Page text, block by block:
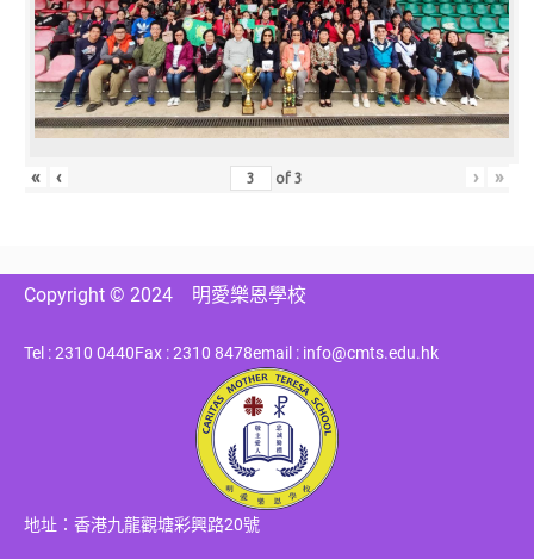
« ‹ of3 › »
Copyright © 2024 明愛樂恩學校
Tel : 2310 0440Fax : 2310 8478email : info@cmts.edu.hk
地址：香港九龍觀塘彩興路20號